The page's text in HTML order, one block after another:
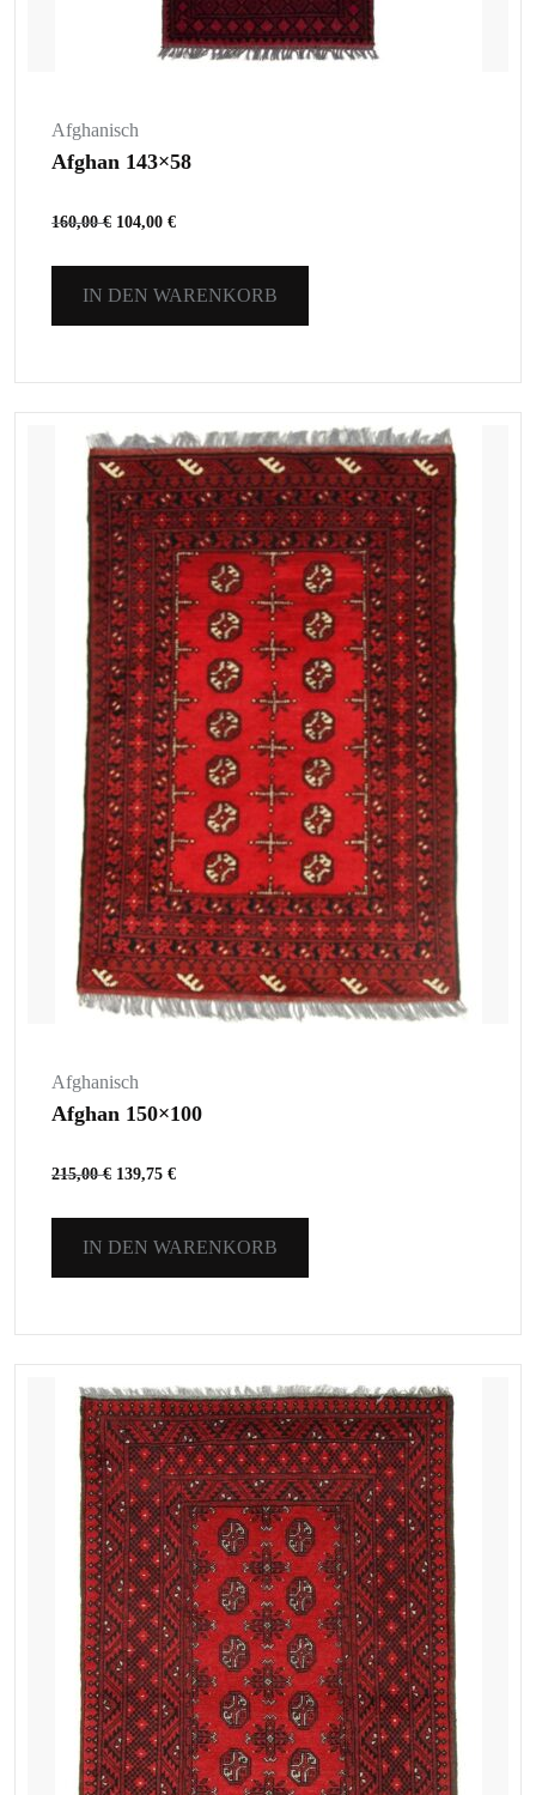
Afghanisch
Afghan 143×58
160,00€ 104,00 €
IN DEN WARENKORB
Afghanisch
Afghan 150×100
215,00€ 139,75 €
IN DEN WARENKORB